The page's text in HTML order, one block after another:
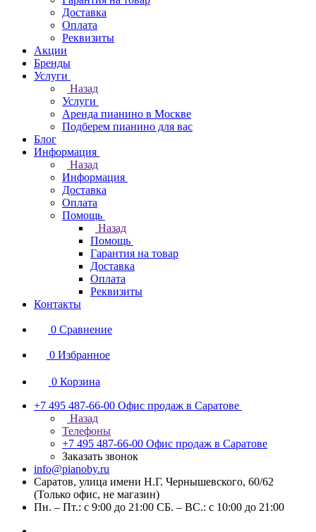
Доставка
Оплата
Реквизиты
Акции
Бренды
Услуги
Назад
Услуги
Аренда пианино в Москве
Подберем пианино для вас
Блог
Информация
Назад
Информация
Доставка
Оплата
Помощь
Назад
Помощь
Гарантия на товар
Доставка
Оплата
Реквизиты
Контакты
0 Сравнение
0 Избранное
0 Корзина
+7 495 487-66-00 Офис продаж в Саратове
Назад
Телефоны
+7 495 487-66-00 Офис продаж в Саратове
Заказать звонок
info@pianoby.ru
Саратов, улица имени Н.Г. Чернышевского, 60/62
(Только офис, не магазин)
Пн. – Пт.: с 9:00 до 21:00 СБ. – ВС.: с 10:00 до 21:00